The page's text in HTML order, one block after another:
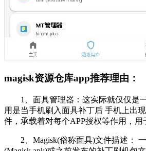
magisk资源仓库app推荐理由：
1、面具管理器：这实际就仅仅是
用是当手机刷入面具补丁后 手机上出
件，承载着对每个APP授权等作用，用
2、Magisk(俗称面具)文件描述： 一